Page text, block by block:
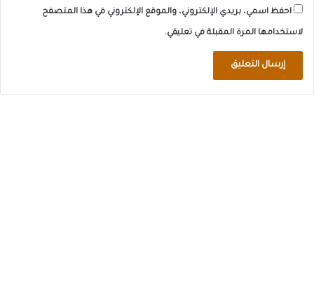
احفظ اسمي، بريدي الإلكتروني، والموقع الإلكتروني في هذا المتصفح
لاستخدامها المرة المقبلة في تعليقي.